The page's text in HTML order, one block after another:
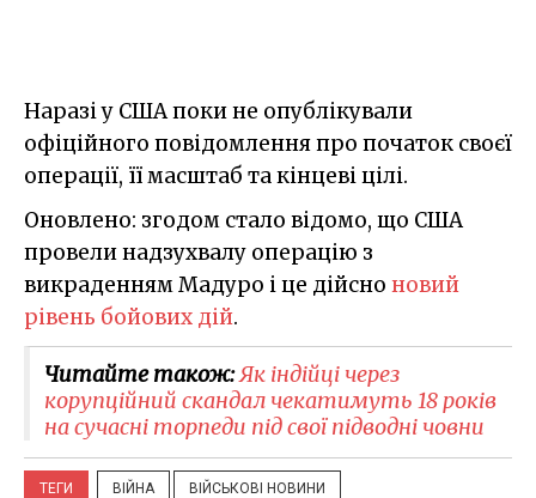
Наразі у США поки не опублікували
офіційного повідомлення про початок своєї
операції, її масштаб та кінцеві цілі.
Оновлено: згодом стало відомо, що США
провели надзухвалу операцію з
викраденням Мадуро і це дійсно новий
рівень бойових дій.
Читайте також:Як індійці через
корупційний скандал чекатимуть 18 років
на сучасні торпеди під свої підводні човни
ТЕГИ ВІЙНА ВІЙСЬКОВІ НОВИНИ